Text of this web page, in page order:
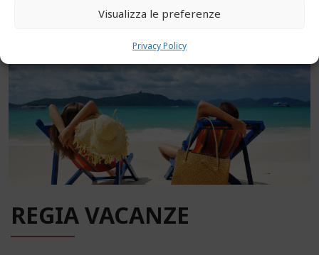
Visualizza le preferenze
Privacy Policy
REGIA VACANZE